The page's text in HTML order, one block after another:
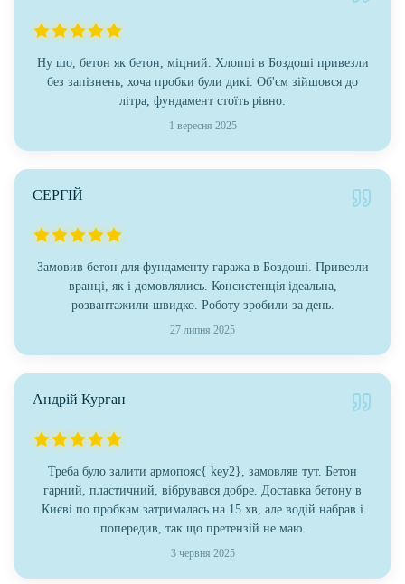
Ну шо, бетон як бетон, міцний. Хлопці в Боздоші привезли
без запізнень, хоча пробки були дикі. Об'єм зійшовся до
літра, фундамент стоїть рівно.
1 вересня 2025
СЕРГІЙ
Замовив бетон для фундаменту гаража в Боздоші. Привезли
вранці, як і домовлялись. Консистенція ідеальна,
розвантажили швидко. Роботу зробили за день.
27 липня 2025
Андрій Курган
Треба було залити армопояс{ key2}, замовляв тут. Бетон
гарний, пластичний, вібрувався добре. Доставка бетону в
Києві по пробкам затрималась на 15 хв, але водій набрав і
попередив, так що претензій не маю.
3 червня 2025